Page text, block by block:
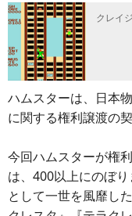
クレイ
ハムスターは、日本
に関する権利譲渡の
今回ハムスターが権
は、400以上にのぼ
として一世を風靡し